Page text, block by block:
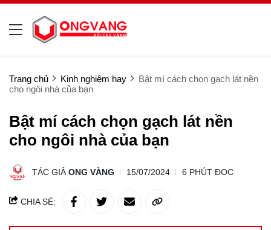
Trang chủ Kinh nghiệm hay
Bật mí cách chọn gạch lát nền
cho ngôi nhà của bạn
Bật mí cách chọn gạch lát nền
cho ngôi nhà của bạn
TÁC GIẢ ONG VÀNG 15/07/2024 6 PHÚT ĐỌC
CHIA SẺ: